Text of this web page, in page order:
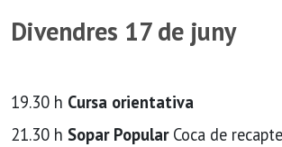
Divendres 17 de juny
19.30 h Cursa orientativa
21.30 h Sopar PopularCoca de